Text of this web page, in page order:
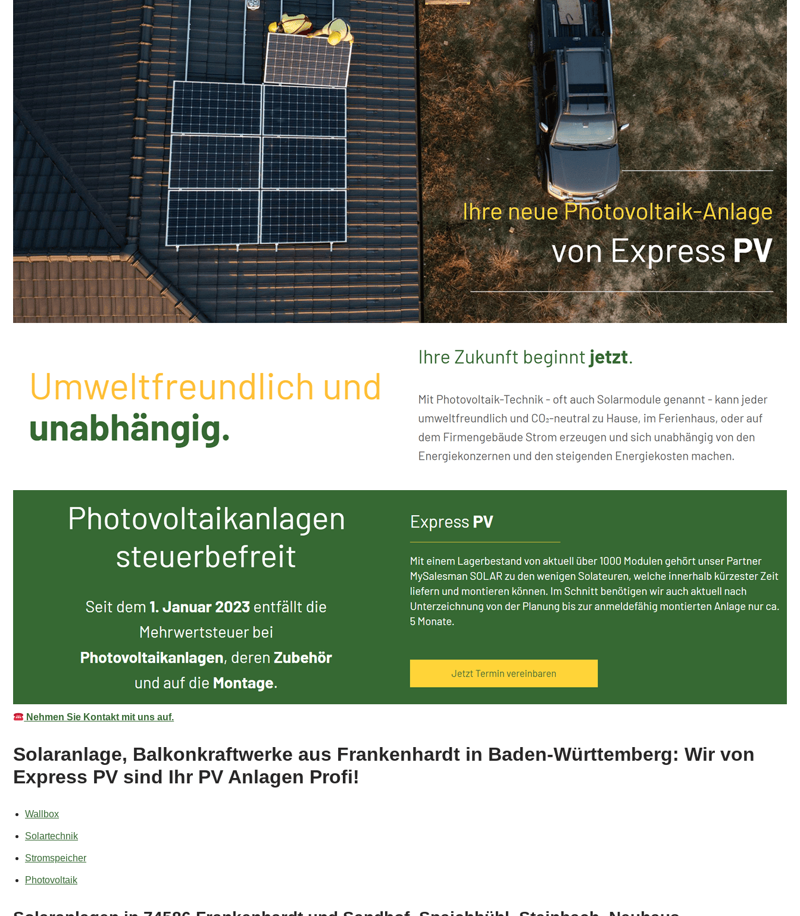
Nehmen Sie Kontakt mit uns auf.
Solaranlage, Balkonkraftwerke aus Frankenhardt in Baden-Württemberg: Wir von
Express PV sind Ihr PV Anlagen Profi!
Wallbox
Solartechnik
Stromspeicher
Photovoltaik